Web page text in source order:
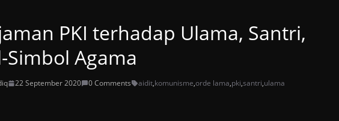
PKI terhadap Ulama, Santri,
Agama
22 September 2020 0 Comments aidit,komunisme,orde lama,pki,santri,ulama